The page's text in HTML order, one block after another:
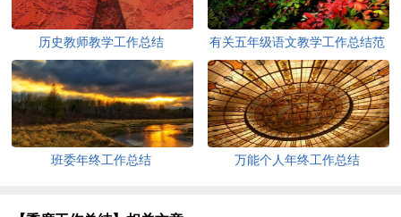
历史教师教学工作总结
有关五年级语文教学工作总结范
文
班委年终工作总结 万能个人年终工作总结